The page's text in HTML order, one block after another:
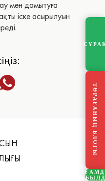
мен дамытуға
іске асырылуын
ТӨРАҒАНЫҢ БЛОГЫ